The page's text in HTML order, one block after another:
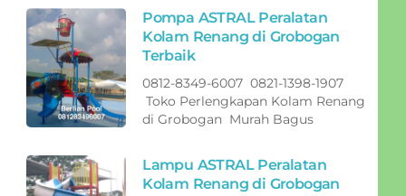
Pompa ASTRAL Peralatan
Kolam Renang di Grobogan
Terbaik
0812-8349-6007 0821-1398-1907
Toko Perlengkapan Kolam Renang
di Grobogan Murah Bagus
Lampu ASTRAL Peralatan
Kolam Renang di Grobogan